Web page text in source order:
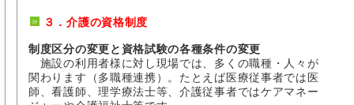
３．介護の資格制度
制度区分の変更と資格試験の各種条件の変更
施設の利用者様に対し現場では、多くの職種・人々が
関わります（多職種連携）。たとえば医療従事者では医
師、看護師、理学療法士等、介護従事者ではケアマネー